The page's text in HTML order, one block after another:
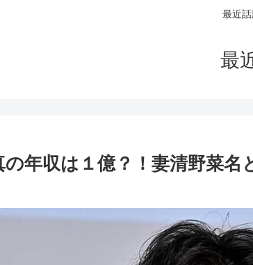
最近
最
の年収は１億？！妻清野菜名